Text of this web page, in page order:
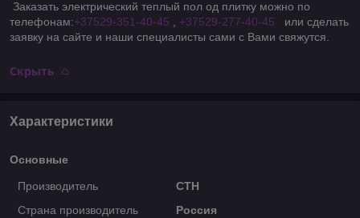
Заказать электрический теплый пол од плитку можно по
телефонам:+37529-351-40-45 +37529-277-40-45 или сделать
заявку на сайте и наши специалисты сами с Вами свяжутся.
Скрыть
Характеристики
Основные
Производитель
СТН
Страна производитель
Россия